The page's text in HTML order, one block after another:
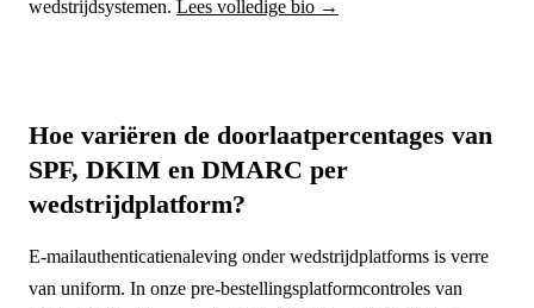
wedstrijdsystemen. Lees volledige bio →
Hoe variëren de doorlaatpercentages van
SPF, DKIM en DMARC per
wedstrijdplatform?
E-mailauthenticatienaleving onder wedstrijdplatforms is verre
van uniform. In onze pre-bestellingsplatformcontroles van